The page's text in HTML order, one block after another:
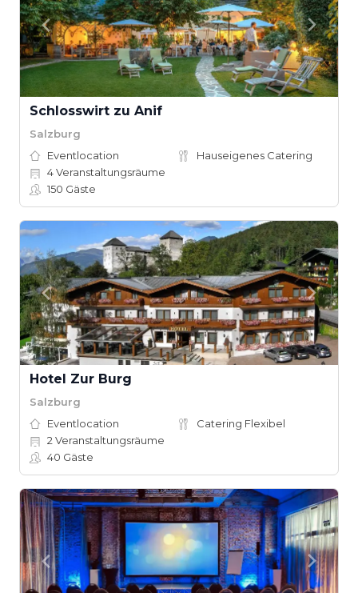
Schlosswirt zu Anif
Salzburg
Eventlocation
Hauseigenes Catering
4Veranstaltungsräume
150 Gäste
Hotel Zur Burg
Salzburg
Eventlocation
Catering Flexibel
2 Veranstaltungsräume
40 Gäste